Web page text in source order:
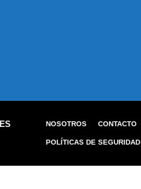
NOSOTROS CONTACTO
POLÍTICAS DE SEGURIDAD